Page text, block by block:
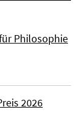
Philosophie
2026